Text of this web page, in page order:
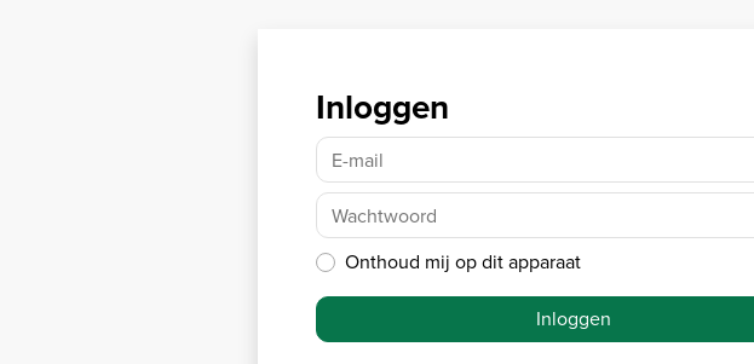
Inloggen
E-mail
Wachtwoord
Onthoud mij op dit apparaat
Inloggen